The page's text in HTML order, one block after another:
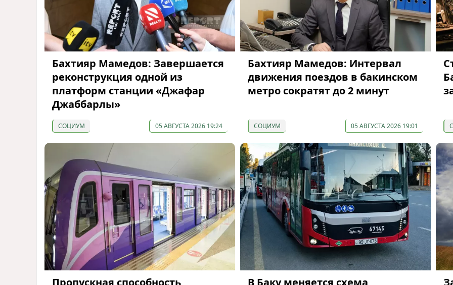
Бахтияр Мамедов: Завершается
реконструкция одной из
платформ станции «Джафар
Джаббарлы»
СОЦИУМ 05 АВГУСТА 2026 19:24
Бахтияр Мамедов: Интервал
движения поездов в бакинском
метро сократят до 2 минут
СОЦИУМ 05 АВГУСТА 2026 19:01
Пропускная способность В Баку меняется схема